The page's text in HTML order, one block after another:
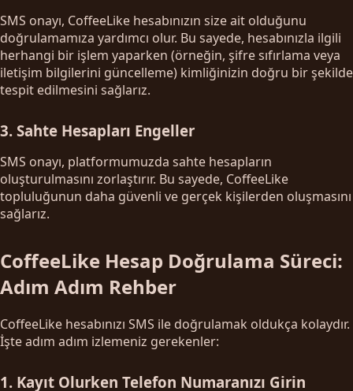
SMS onayı, CoffeeLike hesabınızın size ait olduğunu
doğrulamamıza yardımcı olur. Bu sayede, hesabınızla ilgili
herhangi bir işlem yaparken (örneğin, şifre sıfırlama veya
iletişim bilgilerini güncelleme) kimliğinizin doğru bir şekilde
tespit edilmesini sağlarız.
3. Sahte Hesapları Engeller
SMS onayı, platformumuzda sahte hesapların
oluşturulmasını zorlaştırır. Bu sayede, CoffeeLike
topluluğunun daha güvenli ve gerçek kişilerden oluşmasını
sağlarız.
CoffeeLike Hesap Doğrulama Süreci:
Adım Adım Rehber
CoffeeLike hesabınızı SMS ile doğrulamak oldukça kolaydır.
İşte adım adım izlemeniz gerekenler:
1. Kayıt Olurken Telefon Numaranızı Girin